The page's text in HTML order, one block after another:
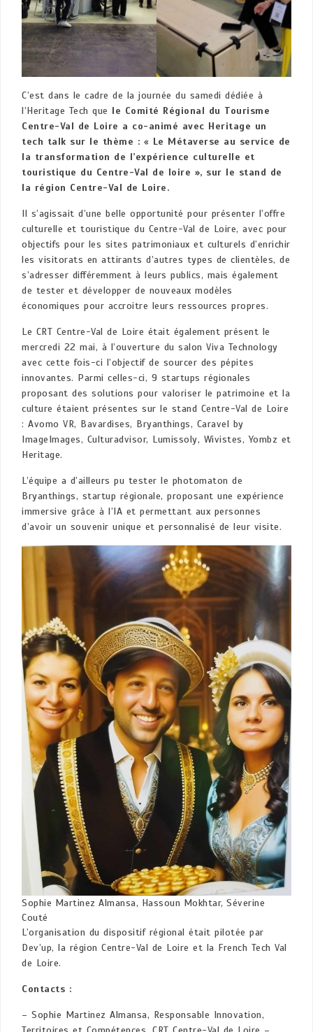
C’est dans le cadre de la journée du samedi dédiée à
l’Heritage Tech que le Comité Régional du Tourisme
Centre-Val de Loire a co-animé avec Heritage un
tech talk sur le thème : « Le Métaverse au service de
la transformation de l’expérience culturelle et
touristique du Centre-Val de loire », sur le stand de
la région Centre-Val de Loire.
Il s’agissait d’une belle opportunité pour présenter l’offre
culturelle et touristique du Centre-Val de Loire, avec pour
objectifs pour les sites patrimoniaux et culturels d’enrichir
les visitorats en attirants d’autres types de clientèles, de
s’adresser différemment à leurs publics, mais également
de tester et développer de nouveaux modèles
économiques pour accroitre leurs ressources propres.
Le CRT Centre-Val de Loire était également présent le
mercredi 22 mai, à l’ouverture du salon Viva Technology
avec cette fois-ci l’objectif de sourcer des pépites
innovantes. Parmi celles-ci, 9 startups régionales
proposant des solutions pour valoriser le patrimoine et la
culture étaient présentes sur le stand Centre-Val de Loire
: Avomo VR, Bavardises, Bryanthings, Caravel by
ImageImages, Culturadvisor, Lumissoly, Wivistes, Yombz et
Heritage.
L’équipe a d’ailleurs pu tester le photomaton de
Bryanthings, startup régionale, proposant une expérience
immersive grâce à l’IA et permettant aux personnes
d’avoir un souvenir unique et personnalisé de leur visite.
Sophie Martinez Almansa, Hassoun Mokhtar, Séverine
Couté
L’organisation du dispositif régional était pilotée par
Dev’up, la région Centre-Val de Loire et la French Tech Val
de Loire.
Contacts :
– Sophie Martinez Almansa, Responsable Innovation,